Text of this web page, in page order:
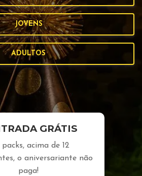
JOVENS
ADULTOS
GRÁTIS
packs, acima de 12
o aniversariante não
paga!